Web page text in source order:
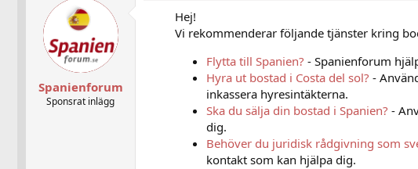
Spanienforum
Sponsrat inlägg
Hej!
Vi rekommenderar följande tjänster kring
Flytta till Spanien? - Spanienforum
Hyra ut bostad i Costa del sol? -
inkassera hyresintäkterna.
Ska du sälja din bostad i Spanien? -
dig.
Behöver du juridisk rådgivning som
kontakt som kan hjälpa dig.